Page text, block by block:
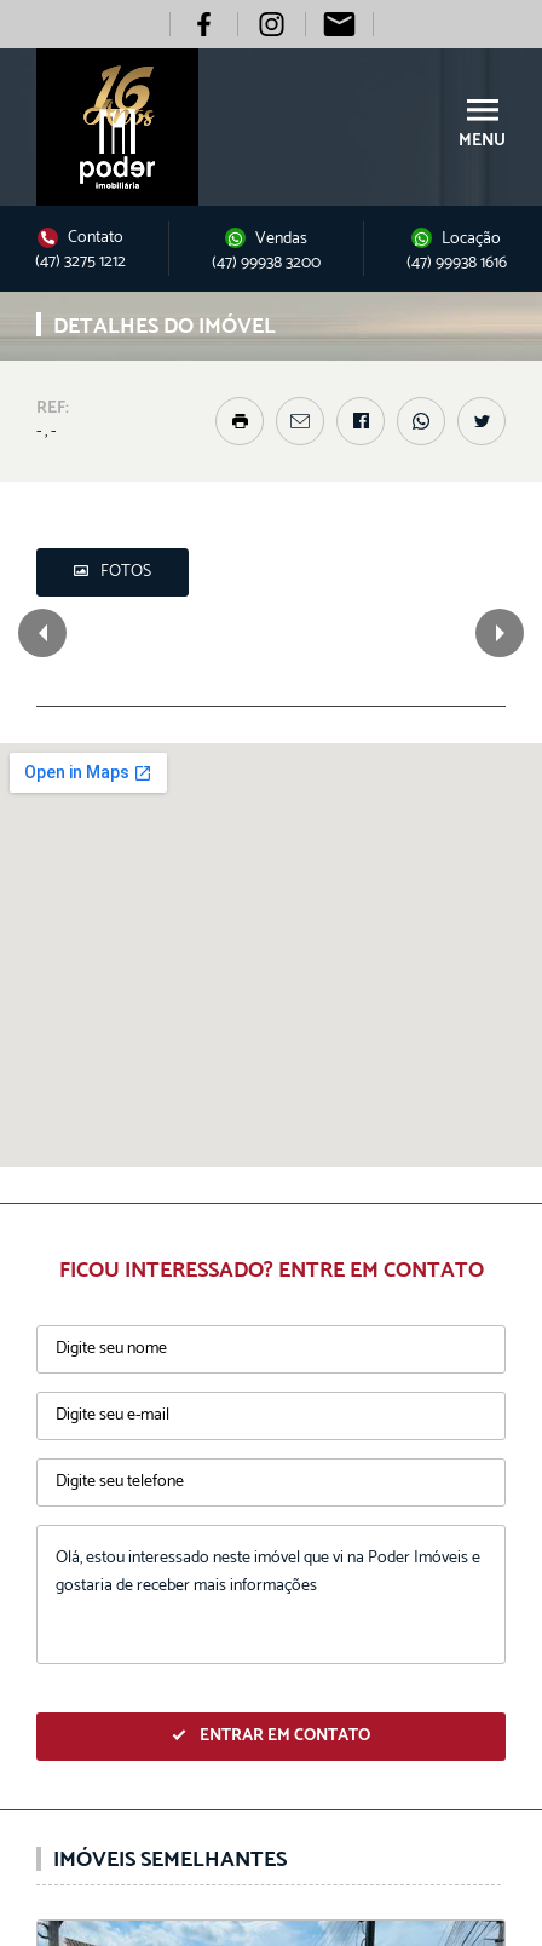
MENU
Contato
(47) 3275 1212
Vendas
(47) 99938 3200
Locação
(47) 99938 1616
DETALHES DO IMÓVEL
REF:
- , -
FOTOS
FICOU INTERESSADO? ENTRE EM CONTATO
ENTRAR EM CONTATO
IMÓVEIS SEMELHANTES